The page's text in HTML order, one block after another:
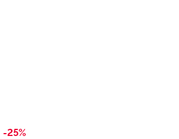
-25%